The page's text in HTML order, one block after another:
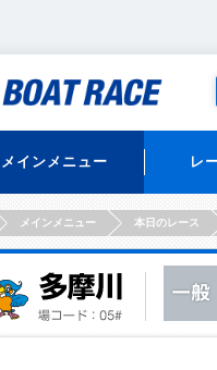
メインメニュー レ
HOMEメインメニュー 本日のレース